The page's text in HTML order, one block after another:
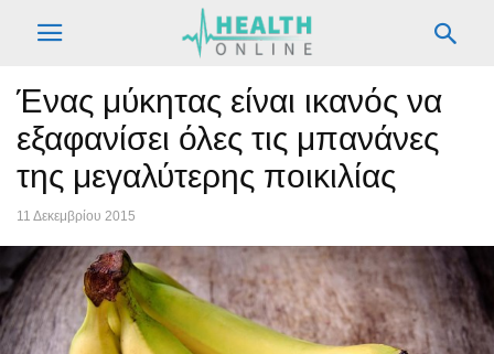
Ένας μύκητας είναι ικανός να
εξαφανίσει όλες τις μπανάνες
της μεγαλύτερης ποικιλίας
11 Δεκεμβρίου 2015